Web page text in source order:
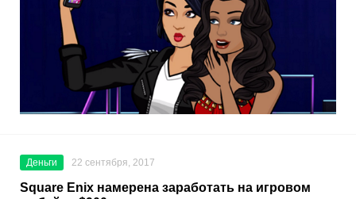
Деньги 22 сентября, 2017
Square Enix намерена заработать на игровом